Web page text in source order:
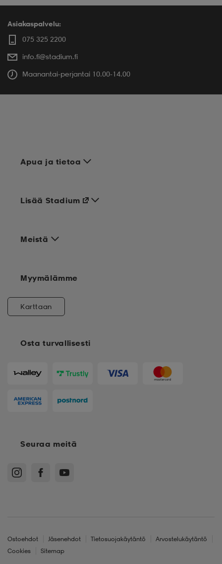
Asiakaspalvelu:
075 325 2200
info.fi@stadium.fi
Maanantai-perjantai 10.00-14.00
Apua ja tietoa
Meistä
Osta turvallisesti
Lisää Stadium
Myymälämme
Karttaan
Seuraa meitä
Ostoehdot Jäsenehdot Tietosuojakäytäntö
Arvostelukäytäntö
Cookies
Sitemap